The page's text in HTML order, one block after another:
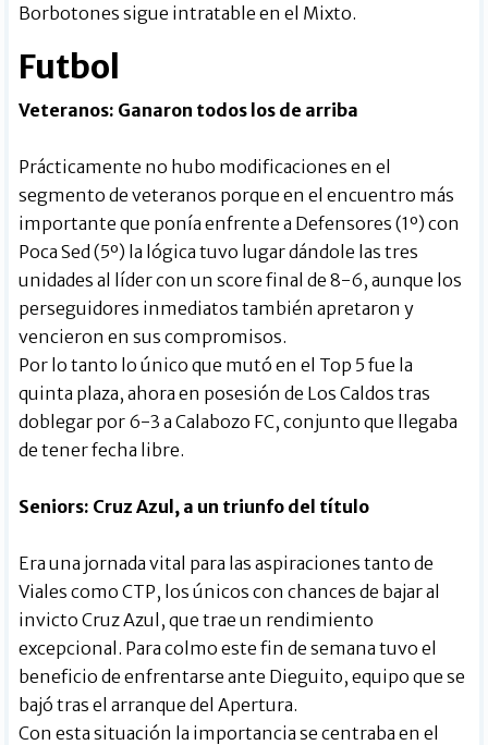
Borbotones sigue intratable en el Mixto.
Futbol
Veteranos: Ganaron todos los de arriba
Prácticamente no hubo modificaciones en el
segmento de veteranos porque en el encuentro más
importante que ponía enfrente a Defensores (1º) con
Poca Sed (5º) la lógica tuvo lugar dándole las tres
unidades al líder con un score final de 8-6, aunque los
perseguidores inmediatos también apretaron y
vencieron en sus compromisos.
Por lo tanto lo único que mutó en el Top 5 fue la
quinta plaza, ahora en posesión de Los Caldos tras
doblegar por 6-3 a Calabozo FC, conjunto que llegaba
de tener fecha libre.
Seniors: Cruz Azul, a un triunfo del título
Era una jornada vital para las aspiraciones tanto de
Viales como CTP, los únicos con chances de bajar al
invicto Cruz Azul, que trae un rendimiento
excepcional. Para colmo este fin de semana tuvo el
beneficio de enfrentarse ante Dieguito, equipo que se
bajó tras el arranque del Apertura.
Con esta situación la importancia se centraba en el